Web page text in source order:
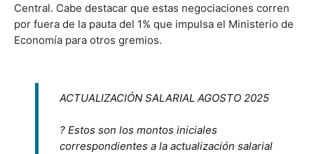
Central. Cabe destacar que estas negociaciones corren
por fuera de la pauta del 1% que impulsa el Ministerio de
Economía para otros gremios.
ACTUALIZACIÓN SALARIAL AGOSTO 2025
? Estos son los montos iniciales
correspondientes a la actualización salarial